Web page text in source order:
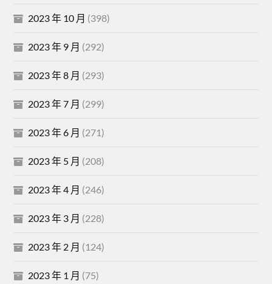
2023 年 10 月 (398)
2023 年 9 月 (292)
2023 年 8 月 (293)
2023 年 7 月 (299)
2023 年 6 月 (271)
2023 年 5 月 (208)
2023 年 4 月 (246)
2023 年 3 月 (228)
2023 年 2 月 (124)
2023 年 1 月 (75)